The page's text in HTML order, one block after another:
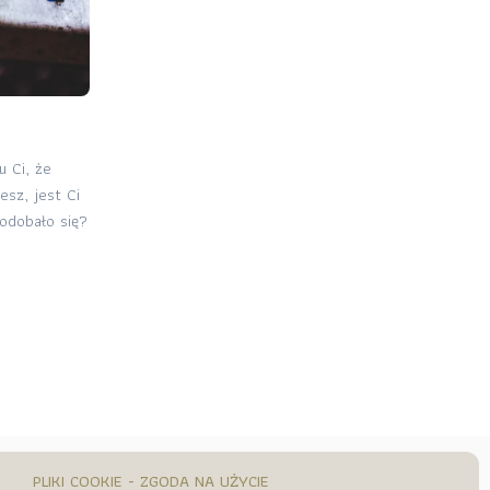
PLIKI COOKIE - ZGODA NA UŻYCIE
Ci, że
jest Ci
się?